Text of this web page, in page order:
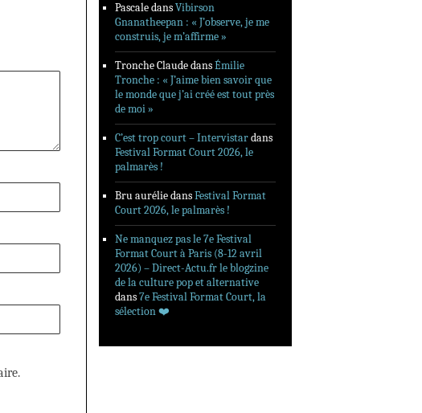
PascaledansVibirson
Gnanatheepan : « J’observe, je me
construis, je m’affirme »
Tronche ClaudedansÉmilie
Tronche : « J’aime bien savoir que
le monde que j’ai créé est tout près
de moi »
C’est trop court – Intervistardans
Festival Format Court 2026, le
palmarès !
Bru auréliedansFestival Format
Court 2026, le palmarès !
Ne manquez pas le 7e Festival
Format Court à Paris (8-12 avril
2026) – Direct-Actu.fr le blogzine
de la culture pop et alternative
dans7e Festival Format Court, la
sélection ❤️‍